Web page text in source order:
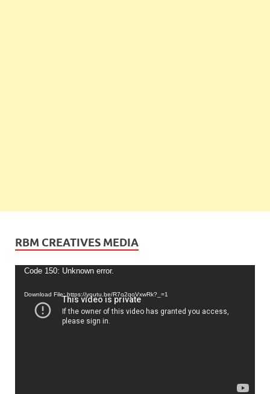
RBM CREATIVES MEDIA
Video
Code 150: Unknown error.
Download File: https://youtu.be/R7o2qoVxwRk?_=1